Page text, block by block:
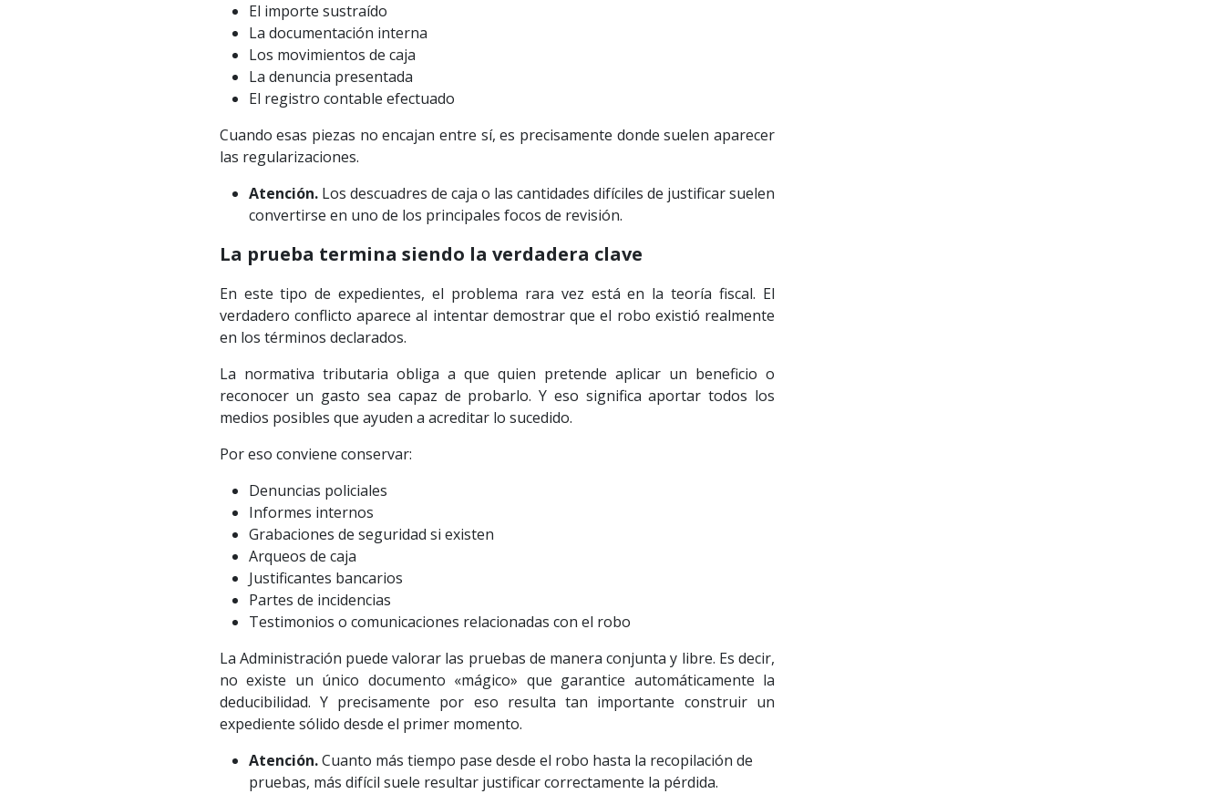
El importe sustraído
La documentación interna
Los movimientos de caja
La denuncia presentada
El registro contable efectuado
Cuando esas piezas no encajan entre sí, es precisamente donde suelen aparecer
las regularizaciones.
Atención.Los descuadres de caja o las cantidades difíciles de justificar suelen
convertirse en uno de los principales focos de revisión.
La prueba termina siendo la verdadera clave
En este tipo de expedientes, el problema rara vez está en la teoría fiscal. El
verdadero conflicto aparece al intentar demostrar que el robo existió realmente
en los términos declarados.
La normativa tributaria obliga a que quien pretende aplicar un beneficio o
reconocer un gasto sea capaz de probarlo. Y eso significa aportar todos los
medios posibles que ayuden a acreditar lo sucedido.
Por eso conviene conservar:
Denuncias policiales
Informes internos
Grabaciones de seguridad si existen
Arqueos de caja
Justificantes bancarios
Partes de incidencias
Testimonios o comunicaciones relacionadas con el robo
La Administración puede valorar las pruebas de manera conjunta y libre. Es decir,
no existe un único documento «mágico» que garantice automáticamente la
deducibilidad. Y precisamente por eso resulta tan importante construir un
expediente sólido desde el primer momento.
Atención.Cuanto más tiempo pase desde el robo hasta la recopilación de
pruebas, más difícil suele resultar justificar correctamente la pérdida.